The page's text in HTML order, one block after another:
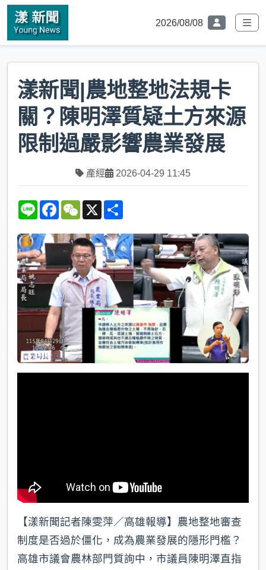
2026/08/08
漾新聞|農地整地法規卡
關？陳明澤質疑土方來源
限制過嚴影響農業發展
產經 2026-04-29 11:45
L
e
F
e
b
o
k
W
h
a
t
X
r
e
【漾新聞記者陳雯萍／高雄報導】農地整地審查
制度是否過於僵化，成為農業發展的隱形門檻？
高雄市議會農林部門質詢中，市議員陳明澤直指